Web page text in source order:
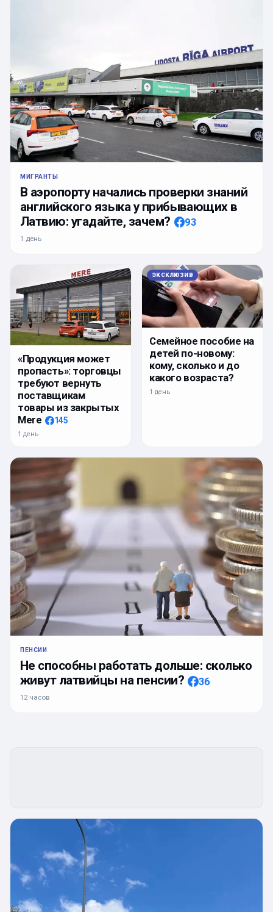
МИГРАНТЫ
В аэропорту начались проверки знаний
английского языка у прибывающих в
Латвию: угадайте, зачем?
93
1 день
«Продукция может
пропасть»: торговцы
требуют вернуть
поставщикам
товары из закрытых
Mere
145
1 день
ЭКСКЛЮЗИВ
Семейное пособие на
детей по-новому:
кому, сколько и до
какого возраста?
1 день
ПЕНСИИ
Не способны работать дольше: сколько
живут латвийцы на пенсии?
36
12 часов